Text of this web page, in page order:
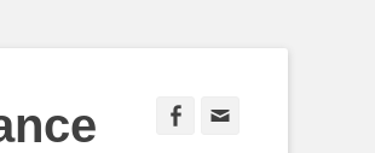
Facebook